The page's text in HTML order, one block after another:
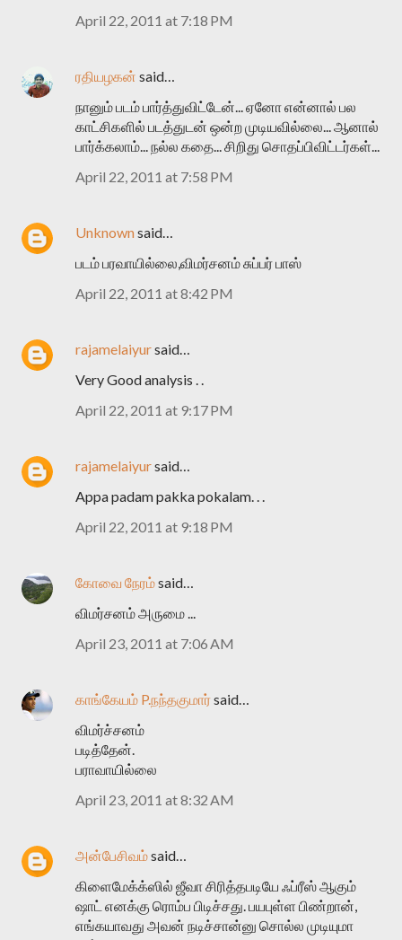
April 22, 2011 at 7:18 PM
ரதியழகன் said…
நானும் படம் பார்த்துவிட்டேன்... ஏனோ என்னால் பல
காட்சிகளில் படத்துடன் ஒன்ற முடியவில்லை... ஆனால்
பார்க்கலாம்... நல்ல கதை... சிறிது சொதப்பிவிட்டர்கள்...
April 22, 2011 at 7:58 PM
Unknownsaid…
படம் பரவாயில்லை,விமர்சனம் சுப்பர் பாஸ்
April 22, 2011 at 8:42 PM
rajamelaiyursaid…
Very Good analysis . .
April 22, 2011 at 9:17 PM
rajamelaiyursaid…
Appa padam pakka pokalam. . .
April 22, 2011 at 9:18 PM
கோவை நேரம்said…
விமர்சனம் அருமை ...
April 23, 2011 at 7:06 AM
காங்கேயம் P.நந்தகுமார்said…
விமர்ச்சனம்
படித்தேன்.
பராவாயில்லை
April 23, 2011 at 8:32 AM
அன்பேசிவம்said…
கிளைமேக்க்ஸில் ஜீவா சிரித்தபடியே ஃப்ரீஸ் ஆகும்
ஷாட் எனக்கு ரொம்ப பிடிச்சது. பயபுள்ள பிண்றான்,
எங்கயாவது அவன் நடிச்சான்னு சொல்ல முடியுமா